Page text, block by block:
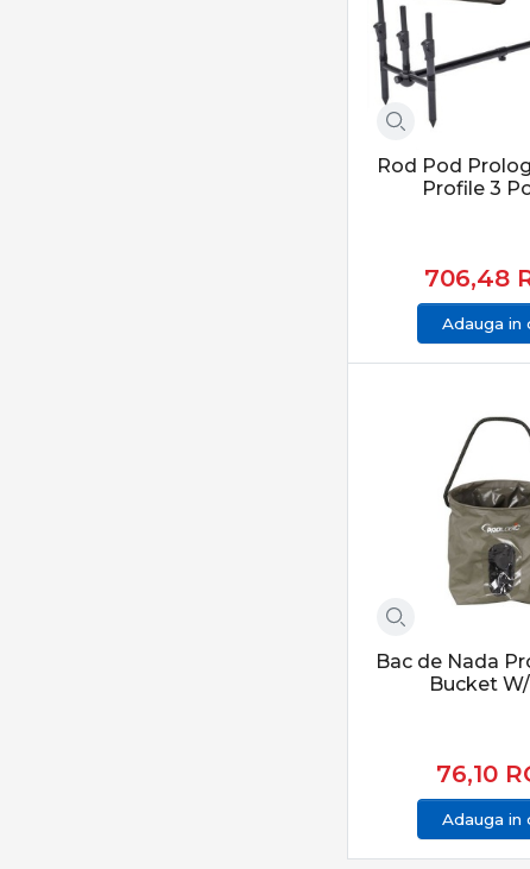
Rod Pod
Profile 3
706,48
Adauga in
Bac de Nada
Bucket
76,10
Adauga in